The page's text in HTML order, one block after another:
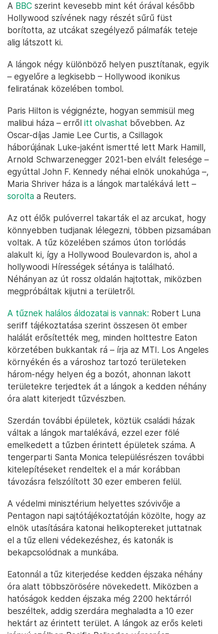
A BBC szerint kevesebb mint két órával később
Hollywood szívének nagy részét sűrű füst
borította, az utcákat szegélyező pálmafák teteje
alig látszott ki.
A lángok négy különböző helyen pusztítanak, egyik
– egyelőre a legkisebb – Hollywood ikonikus
feliratának közelében tombol.
Paris Hilton is végignézte, hogyan semmisül meg
malibui háza – erről itt olvashat bővebben. Az
Oscar-díjas Jamie Lee Curtis, a Csillagok
háborújának Luke-jaként ismertté lett Mark Hamill,
Arnold Schwarzenegger 2021-ben elvált felesége –
egyúttal John F. Kennedy néhai elnök unokahúga –,
Maria Shriver háza is a lángok martalékává lett –
sorolta a Reuters.
Az ott élők pulóverrel takarták el az arcukat, hogy
könnyebben tudjanak lélegezni, többen pizsamában
voltak. A tűz közelében számos úton torlódás
alakult ki, így a Hollywood Boulevardon is, ahol a
hollywoodi Hírességek sétánya is található.
Néhányan az út rossz oldalán hajtottak, miközben
megpróbáltak kijutni a területről.
A tűznek halálos áldozatai is vannak: Robert Luna
seriff tájékoztatása szerint összesen öt ember
halálát erősítették meg, minden holttestre Eaton
körzetében bukkantak rá – írja az MTI. Los Angeles
környékén és a városhoz tartozó területeken
három-négy helyen ég a bozót, ahonnan lakott
területekre terjedtek át a lángok a kedden néhány
óra alatt kiterjedt tűzvészben.
Szerdán további épületek, köztük családi házak
váltak a lángok martalékává, ezzel ezer fölé
emelkedett a tűzben érintett épületek száma. A
tengerparti Santa Monica településrészen további
kitelepítéseket rendeltek el a már korábban
távozásra felszólított 30 ezer emberen felül.
A védelmi minisztérium helyettes szóvivője a
Pentagon napi sajtótájékoztatóján közölte, hogy az
elnök utasítására katonai helikoptereket juttatnak
el a tűz elleni védekezéshez, és katonák is
bekapcsolódnak a munkába.
Eatonnál a tűz kiterjedése kedden éjszaka néhány
óra alatt többszörösére növekedett. Miközben a
hatóságok kedden éjszaka még 2200 hektárról
beszéltek, addig szerdára meghaladta a 10 ezer
hektárt az érintett terület. A lángok az erős keleti